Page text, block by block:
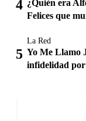
¿Quién era
Felices que
La Red
Yo Me Llamo
infidelidad